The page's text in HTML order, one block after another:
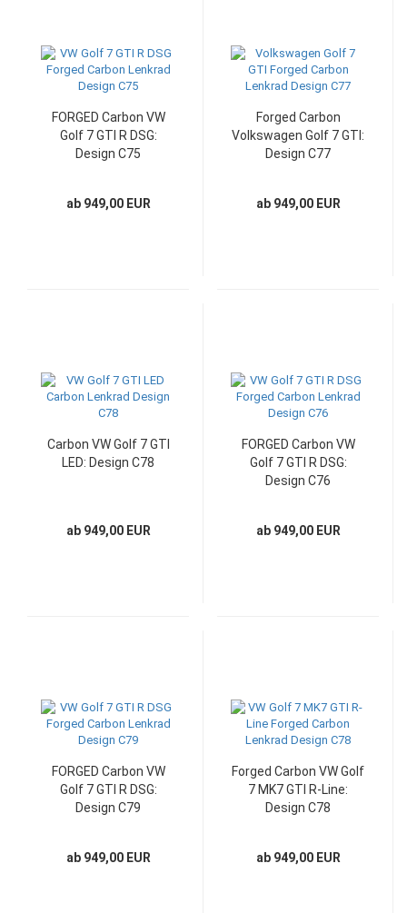
FORGED Carbon VW
Golf 7 GTI R DSG:
Design C75
ab 949,00 EUR
Forged Carbon
Volkswagen Golf 7 GTI:
Design C77
ab 949,00 EUR
Carbon VW Golf 7 GTI
LED: Design C78
ab 949,00 EUR
FORGED Carbon VW
Golf 7 GTI R DSG:
Design C76
ab 949,00 EUR
FORGED Carbon VW
Golf 7 GTI R DSG:
Design C79
ab 949,00 EUR
Forged Carbon VW Golf
7 MK7 GTI R-Line:
Design C78
ab 949,00 EUR